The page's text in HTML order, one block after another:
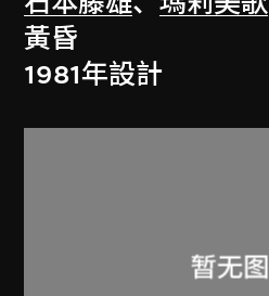
黃昏
1981年設計